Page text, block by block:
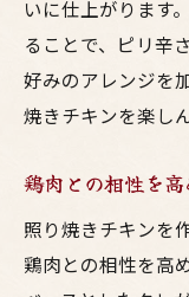
いに仕上がります
ることで、ピリ辛
好みのアレンジを
焼きチキンを楽し
鶏肉との相性を
照り焼きチキンを
鶏肉との相性を高